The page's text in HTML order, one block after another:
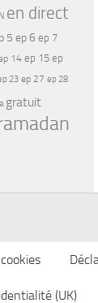
en direct
5 ep 6 ep 7
14 ep 15 ep
23 ep 27 ep 28
gratuit
(UK)